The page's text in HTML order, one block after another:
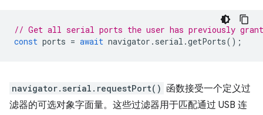
// Get all serial ports the user has previously
const ports = await navigator . serial .getPorts();
navigator.serial.requestPort() 函数接受一个定义过
滤器的可选对象字面量。这些过滤器用于匹配通过 USB 连